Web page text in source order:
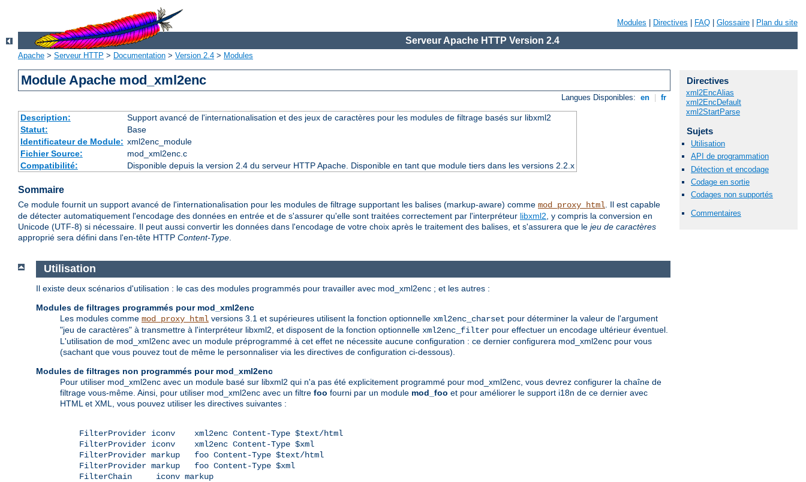
Modules Directives FAQ Glossaire Plan du site
Serveur Apache HTTP Version 2.4
Apache > Serveur HTTP > Documentation > Version 2.4 > Modules
Module Apache mod_xml2enc
Langues Disponibles: en fr
Description:
Support avancé de l'internationalisation et des jeux de caractères pour les modules de filtrage basés sur libxml2
Statut:
Base
Identificateur de Module: xml2enc_module
Fichier Source:
mod_xml2enc.c
Compatibilité:
Disponible depuis la version 2.4 du serveur HTTP Apache. Disponible en tant que module tiers dans les versions 2.2.x
Sommaire
Ce module fournit un support avancé de l'internationalisation pour les modules de filtrage supportant les balises (markup-aware) comme mod_proxy_html. Il est capable
de détecter automatiquement l'encodage des données en entrée et de s'assurer qu'elle sont traitées correctement par l'interpréteur libxml2, y compris la conversion en
Unicode (UTF-8) si nécessaire. Il peut aussi convertir les données dans l'encodage de votre choix après le traitement des balises, et s'assurera que le jeu de caractères
approprié sera défini dans l'en-tête HTTP Content-Type.
Directives
xml2EncAlias
xml2EncDefault
xml2StartParse
Sujets
Utilisation
API de programmation
Détection et encodage
Codage en sortie
Codages non supportés
Commentaires
Utilisation
Il existe deux scénarios d'utilisation : le cas des modules programmés pour travailler avec mod_xml2enc ; et les autres :
Modules de filtrages programmés pour mod_xml2enc
Les modules comme mod_proxy_html versions 3.1 et supérieures utilisent la fonction optionnelle xml2enc_charset pour déterminer la valeur de l'argument
"jeu de caractères" à transmettre à l'interpréteur libxml2, et disposent de la fonction optionnelle xml2enc_filter pour effectuer un encodage ultérieur éventuel.
L'utilisation de mod_xml2enc avec un module préprogrammé à cet effet ne nécessite aucune configuration : ce dernier configurera mod_xml2enc pour vous
(sachant que vous pouvez tout de même le personnaliser via les directives de configuration ci-dessous).
Modules de filtrages non programmés pour mod_xml2enc
Pour utiliser mod_xml2enc avec un module basé sur libxml2 qui n'a pas été explicitement programmé pour mod_xml2enc, vous devrez configurer la chaîne de
filtrage vous-même. Ainsi, pour utiliser mod_xml2enc avec un filtre foo fourni par un module mod_foo et pour améliorer le support i18n de ce dernier avec
HTML et XML, vous pouvez utiliser les directives suivantes :
    FilterProvider iconv    xml2enc Content-Type $text/html
    FilterProvider iconv    xml2enc Content-Type $xml
    FilterProvider markup   foo Content-Type $text/html
    FilterProvider markup   foo Content-Type $xml
    FilterChain     iconv markup